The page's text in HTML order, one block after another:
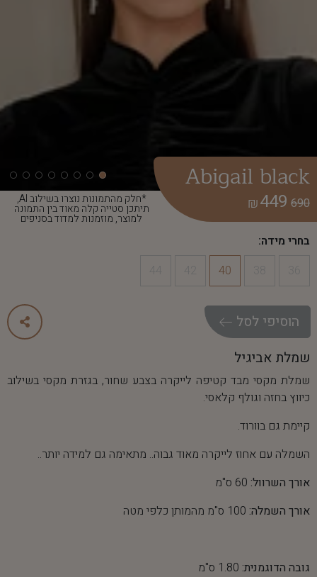
*חלק מהתמונות נוצרו בשילוב AI,
תיתכן סטייה קלה מאוד בין התמונה
למוצר, מוזמנות למדוד בסניפים
Abigail black
690
449
₪
בחרי מידה:
40
הוסיפי לסל
שמלת אביגיל
שמלת מקסי מבד קטיפה לייקרה בצבע שחור, בגזרת מקסי בשילוב
כיווץ בחזה וגולף קלאסי.
קיימת גם בוורוד.
השמלה עם אחוז לייקרה מאוד גבוה.. מתאימה גם למידה יותר..
אורך השרוול: 60 ס"מ
אורך השמלה: 100 ס"מ מהמותן כלפי מטה
גובה הדוגמנית: 1.80 ס"מ